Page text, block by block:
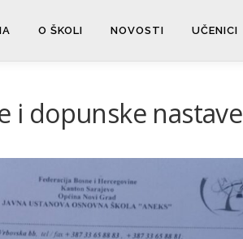
O ŠKOLI NOVOSTI UČENICI
i dopunske nastave